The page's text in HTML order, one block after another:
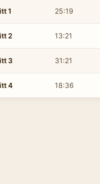
1 25:19
2 13:21
3 31:21
4 18:36